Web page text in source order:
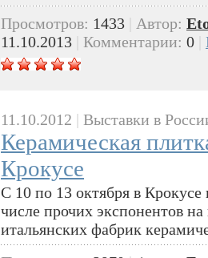
Просмотров: 1433 Автор:
11.10.2013
Комментарии: 0
11.10.2012 | Выставки в
Керамическая
Крокусе
С 10 по 13 октября в
числе прочих экспонентов
итальянских фабрик